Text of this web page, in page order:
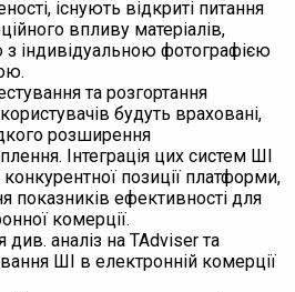
існують відкриті питання
впливу матеріалів,
з індивідуальною фотографією
та розгортання
будуть враховані,
розширення
Інтеграція цих систем ШІ
позиції платформи,
показників ефективності для
комерції.
аналіз на TAdviser та
ШІ в електронній комерції